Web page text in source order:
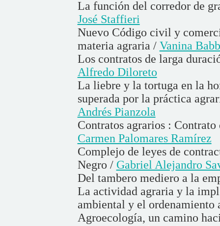
La función del corredor de
José Staffieri
Nuevo Código civil y
materia agraria / Vanina
Los contratos de larga
Alfredo Diloreto
La liebre y la tortuga en la
superada por la práctica
Andrés Pianzola
Contratos agrarios :
Carmen Palomares Ramírez
Complejo de leyes de
Negro / Gabriel Alejandro
Del tambero mediero a la
La actividad agraria y la
ambiental y el
Agroecología, un camino